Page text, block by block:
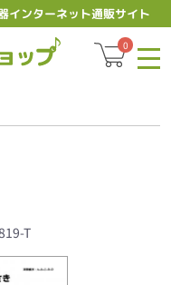
インターネット通販サイト
スズキ
0
T